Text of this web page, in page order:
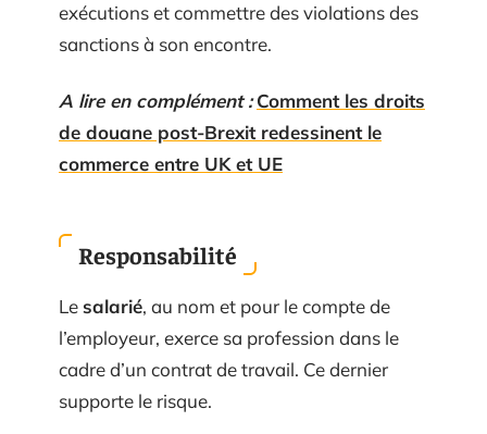
exécutions et commettre des violations des
sanctions à son encontre.
A lire en complément : Comment les droits
de douane post-Brexit redessinent le
commerce entre UK et UE
Responsabilité
Lesalarié, au nom et pour le compte de
l’employeur, exerce sa profession dans le
cadre d’un contrat de travail. Ce dernier
supporte le risque.